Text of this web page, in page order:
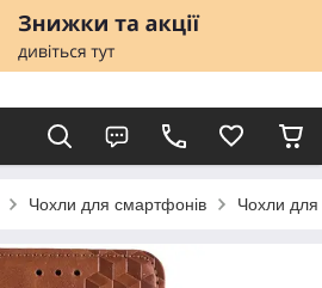
Чохли для смартфонів Чохли